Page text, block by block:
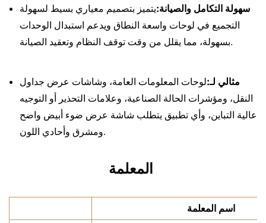
سهولة التكامل والصيانة:يتميز بتصميم معياري بسيط لسهولة
التجميع في لوحات واسعة النطاق ويدعم استبدال الوحدات
بسهولة، مما يقلل من وقت توقف النظام وتعقيد الصيانة.
مثالي لـ:لوحات المعلومات العامة، وشاشات عرض جداول
النقل، ومؤشرات الحالة الصناعية، وعلامات التحذير أو التوجيه
عالية التباين، وأي تطبيق يتطلب شاشة عرض ضوء أبيض واضح
ومشرق وأحادي اللون.
المعلمة
اسم المعلمة